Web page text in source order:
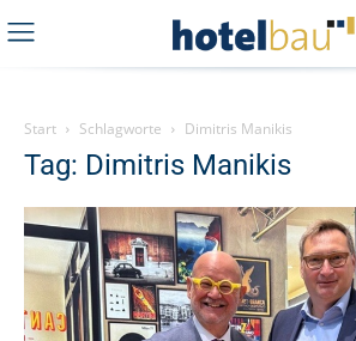
Start Schlagworte Dimitris Manikis
Tag: Dimitris Manikis